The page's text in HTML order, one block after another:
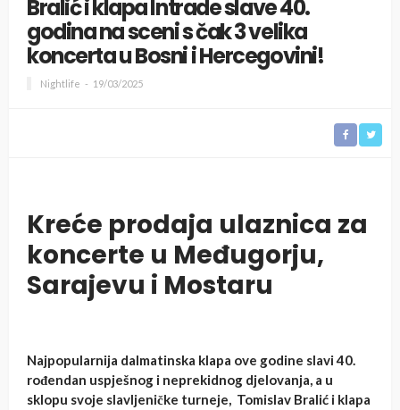
Bralić i klapa Intrade slave 40.
godina na sceni s čak 3 velika
koncerta u Bosni i Hercegovini!
Nightlife 19/03/2025
Kreće prodaja ulaznica za
koncerte u Međugorju,
Sarajevu i Mostaru
Najpopularnija dalmatinska klapa ove godine slavi 40.
rođendan uspješnog i neprekidnog djelovanja, a u
sklopu svoje slavljeničke turneje, Tomislav Bralić i klapa